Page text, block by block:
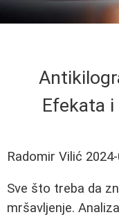
Efekata
Radomir Vilić
Sve što treba da
mršavljenje.